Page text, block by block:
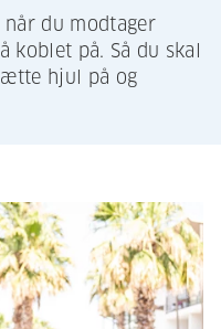
du modtager
koblet på. Så du skal
hjul på og